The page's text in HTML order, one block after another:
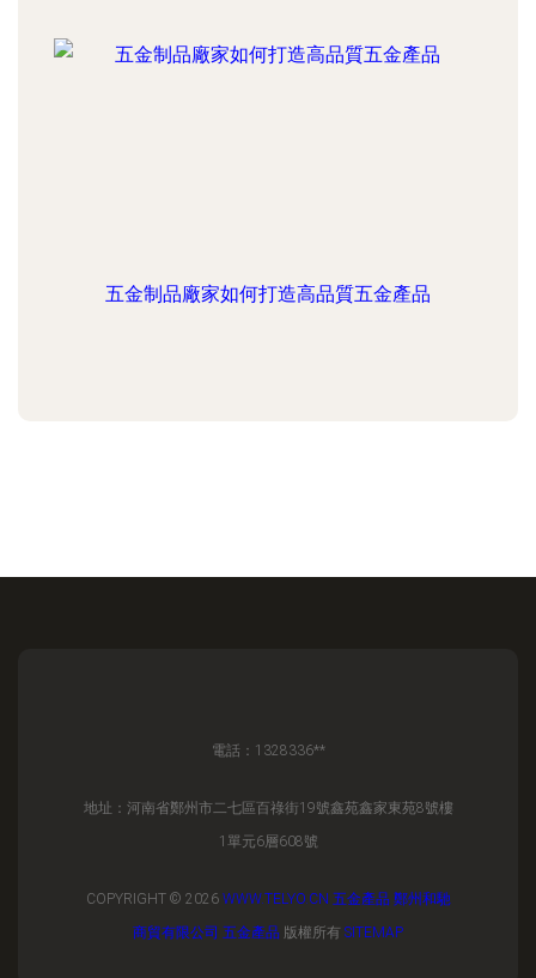
五金制品廠家如何打造高品質五金產品
電話：1328336**
地址：河南省鄭州市二七區百祿街19號鑫苑鑫家東苑8號樓
1單元6層608號
COPYRIGHT © 2026 WWW.TELYO.CN 五金產品 鄭州和馳
商貿有限公司 五金產品 版權所有 SITEMAP